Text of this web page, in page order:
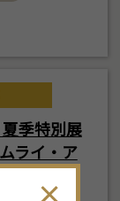
季特別展
ライ・ア